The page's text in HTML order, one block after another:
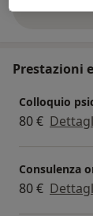
Prestazioni
Colloquio
80 €
Consulenza
80 €